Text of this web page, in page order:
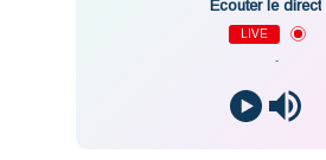
Écouter le direct
LIVE